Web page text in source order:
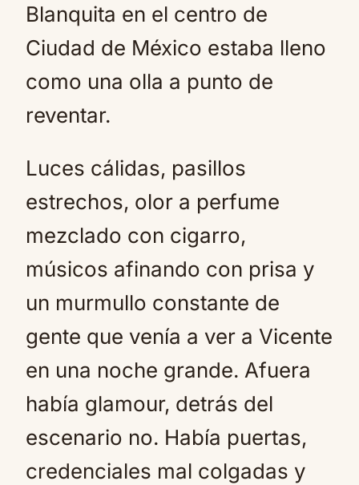
Blanquita en el centro de
Ciudad de México estaba lleno
como una olla a punto de
reventar.
Luces cálidas, pasillos
estrechos, olor a perfume
mezclado con cigarro,
músicos afinando con prisa y
un murmullo constante de
gente que venía a ver a Vicente
en una noche grande. Afuera
había glamour, detrás del
escenario no. Había puertas,
credenciales mal colgadas y